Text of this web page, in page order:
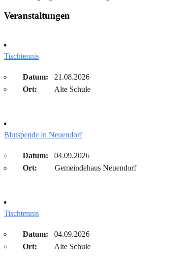
Veranstaltungen
Tischtennis
Datum:
21.08.2026
Ort:
Alte Schule
Blutspende in Neuendorf
Datum:
04.09.2026
Ort:
Gemeindehaus Neuendorf
Tischtennis
Datum:
04.09.2026
Ort:
Alte Schule